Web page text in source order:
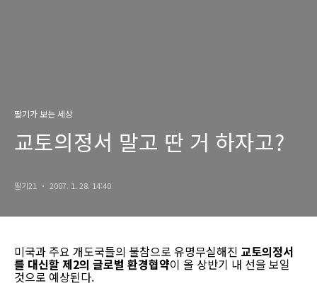
딸기가 보는 세상
교토의정서 말고 딴 거 하자고?
딸기21 2007. 1. 28. 14:40
미국과 주요 개도국들의 불참으로 유명무실해진 교토의정서
를 대신할 제2의 글로벌 환경협약이 올 상반기 내 선을 보일
것으로 예상된다.